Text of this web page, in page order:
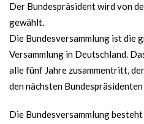
Der Bundespräsident wird von
gewählt.
Die Bundesversammlung ist die
Versammlung in Deutschland.
alle fünf Jahre zusammentritt,
den nächsten
Die Bundesversammlung